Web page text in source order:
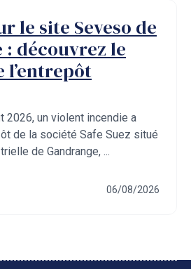
le site Seveso de
: découvrez le
l’entrepôt
2026, un violent incendie a
de la société Safe Suez situé
de Gandrange, ...
06/08/2026